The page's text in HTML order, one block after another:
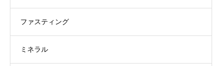
ファスティング
ミネラル